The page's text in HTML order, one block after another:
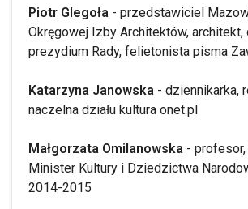
Piotr Glegoła - przedstawiciel
Okręgowej Izby Architektów, architekt,
prezydium Rady, felietonista pisma
Katarzyna Janowska - dziennikarka,
naczelna działu kultura onet.pl
Małgorzata Omilanowska -
Minister Kultury i Dziedzictwa
2014-2015